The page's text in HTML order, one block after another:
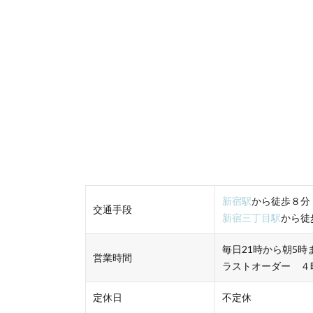
交通手段
新宿駅から徒歩８
新宿三丁目駅から
営業時間
毎日21時から朝5時
ラストオーダー ４
定休日 不定休